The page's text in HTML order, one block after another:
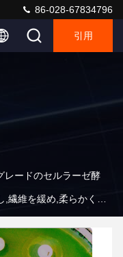
86-028-67834796
引用
レードのセルラーゼ酵
繊維を緩め,柔らかくし